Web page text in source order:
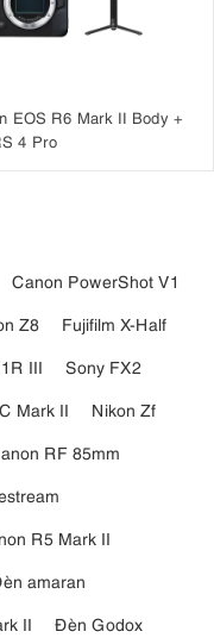
EOS R6 Mark II Body +
4 Pro
Canon PowerShot V1
Z8
Fujifilm X-Half
III
Sony FX2
Mark II
Nikon Zf
RF 85mm
R5 Mark II
amaran
II
Đèn Godox